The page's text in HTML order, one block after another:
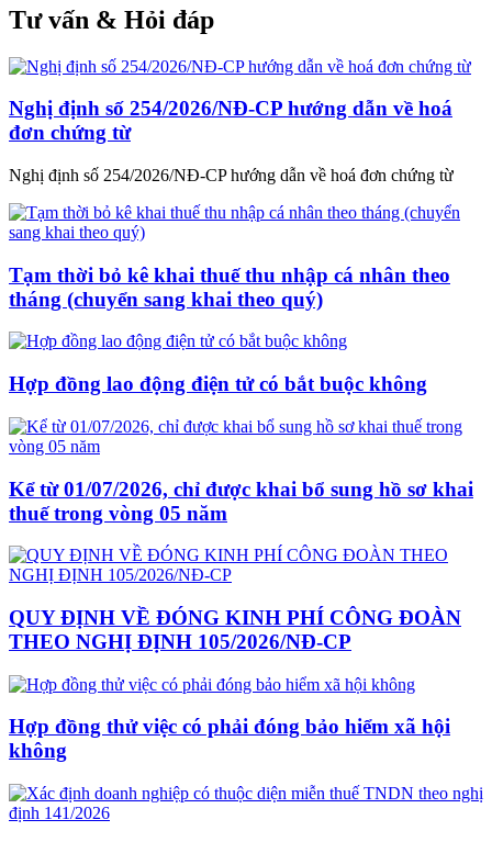
Tư vấn & Hỏi đáp
Nghị định số 254/2026/NĐ-CP hướng dẫn về hoá
đơn chứng từ
Nghị định số 254/2026/NĐ-CP hướng dẫn về hoá đơn chứng từ
Tạm thời bỏ kê khai thuế thu nhập cá nhân theo
tháng (chuyển sang khai theo quý)
Hợp đồng lao động điện tử có bắt buộc không
Kể từ 01/07/2026, chỉ được khai bổ sung hồ sơ khai
thuế trong vòng 05 năm
QUY ĐỊNH VỀ ĐÓNG KINH PHÍ CÔNG ĐOÀN
THEO NGHỊ ĐỊNH 105/2026/NĐ-CP
Hợp đồng thử việc có phải đóng bảo hiểm xã hội
không